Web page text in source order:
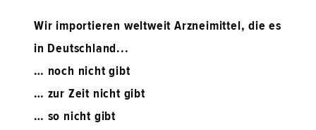
Wir importieren weltweit Arzneimittel, die es
in Deutschland...
… noch nicht gibt
… zur Zeit nicht gibt
… so nicht gibt